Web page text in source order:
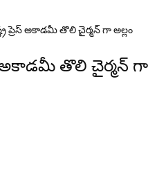
ప్రెస్ అకాడమీ తొలి చైర్మన్ గా అల్లం
అకాడమీ తొలి చైర్మన్ గా